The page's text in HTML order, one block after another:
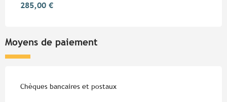
285,00 €
Moyens de paiement
Chèques bancaires et postaux